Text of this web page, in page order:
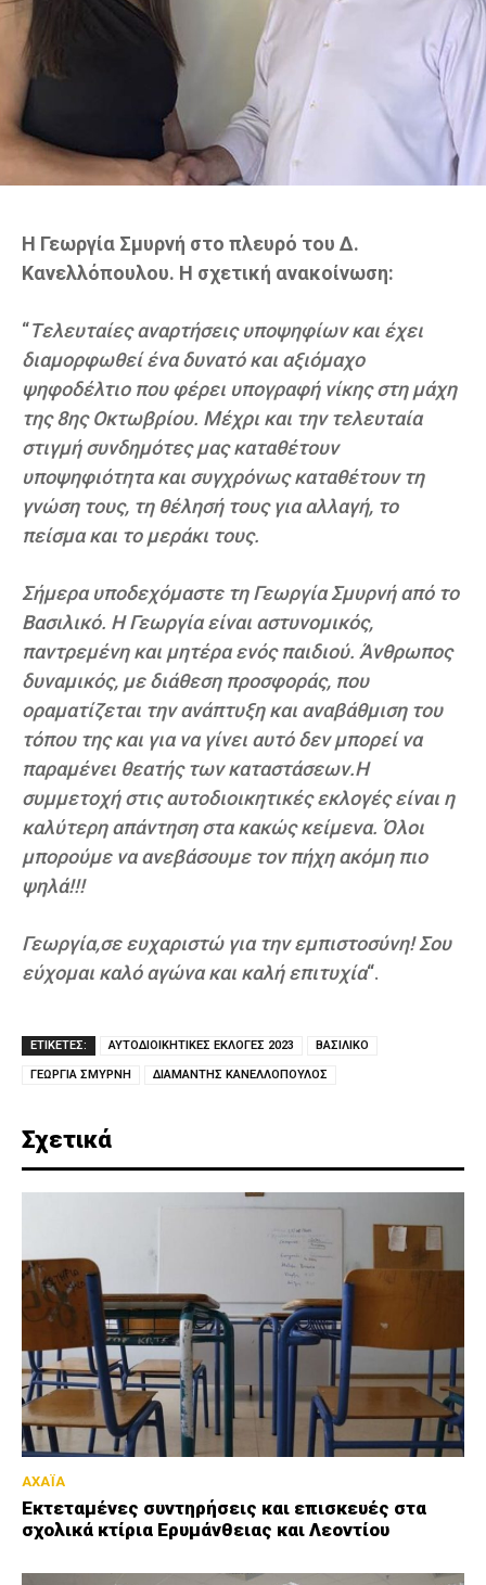
Η Γεωργία Σμυρνή στο πλευρό του Δ.
Κανελλόπουλου. Η σχετική ανακοίνωση:
“Tελευταίες αναρτήσεις υποψηφίων και έχει
διαμορφωθεί ένα δυνατό και αξιόμαχο
ψηφοδέλτιο που φέρει υπογραφή νίκης στη μάχη
της 8ης Οκτωβρίου. Μέχρι και την τελευταία
στιγμή συνδημότες μας καταθέτουν
υποψηφιότητα και συγχρόνως καταθέτουν τη
γνώση τους, τη θέλησή τους για αλλαγή, το
πείσμα και το μεράκι τους.
Σήμερα υποδεχόμαστε τη Γεωργία Σμυρνή από το
Βασιλικό. Η Γεωργία είναι αστυνομικός,
παντρεμένη και μητέρα ενός παιδιού. Άνθρωπος
δυναμικός, με διάθεση προσφοράς, που
οραματίζεται την ανάπτυξη και αναβάθμιση του
τόπου της και για να γίνει αυτό δεν μπορεί να
παραμένει θεατής των καταστάσεων.Η
συμμετοχή στις αυτοδιοικητικές εκλογές είναι η
καλύτερη απάντηση στα κακώς κείμενα. Όλοι
μπορούμε να ανεβάσουμε τον πήχη ακόμη πιο
ψηλά!!!
Γεωργία,σε ευχαριστώ για την εμπιστοσύνη! Σου
εύχομαι καλό αγώνα και καλή επιτυχία“.
ΕΤΙΚΕΤΕΣ: ΑΥΤΟΔΙΟΙΚΗΤΙΚΕΣ ΕΚΛΟΓΕΣ 2023 ΒΑΣΙΛΙΚΟ
ΓΕΩΡΓΙΑ ΣΜΥΡΝΗ ΔΙΑΜΑΝΤΗΣ ΚΑΝΕΛΛΟΠΟΥΛΟΣ
Σχετικά
ΑΧΑΪΑ
Εκτεταμένες συντηρήσεις και επισκευές στα
σχολικά κτίρια Ερυμάνθειας και Λεοντίου